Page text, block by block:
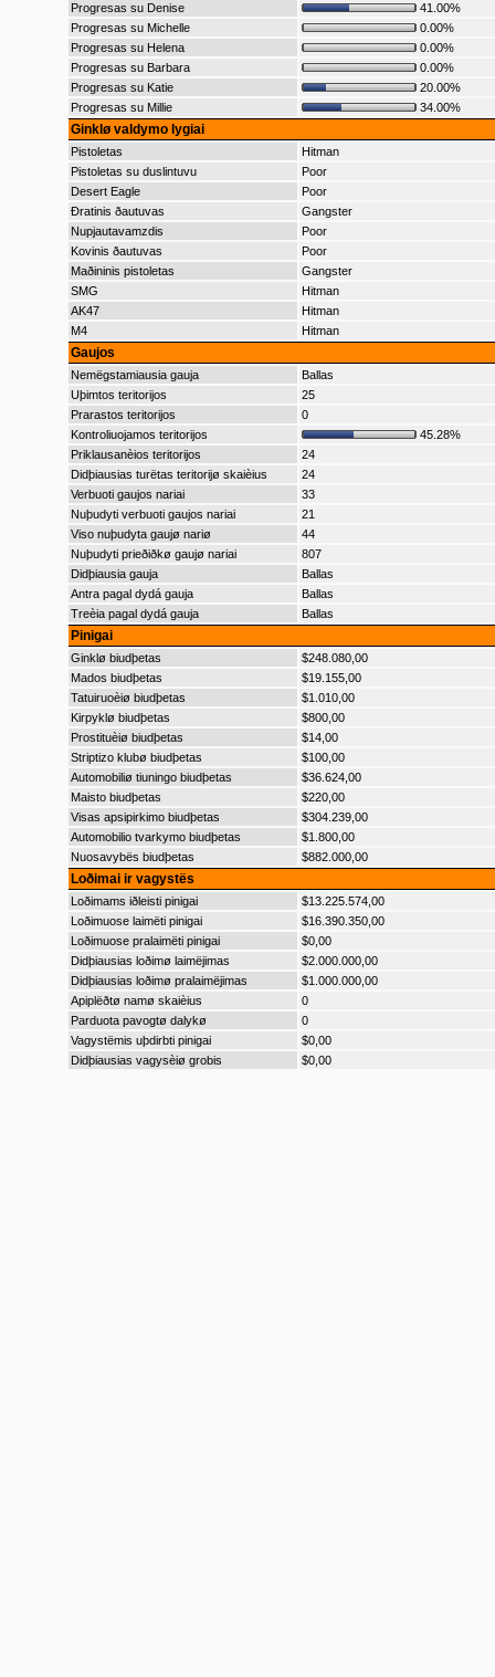
Progresas su Denise
41.00%
Progresas su Michelle
0.00%
Progresas su Helena
0.00%
Progresas su Barbara
0.00%
Progresas su Katie
20.00%
Progresas su Millie
34.00%
Ginklø valdymo lygiai
Pistoletas
Hitman
Pistoletas su duslintuvu
Poor
Desert Eagle
Poor
Ðratinis ðautuvas
Gangster
Nupjautavamzdis
Poor
Kovinis ðautuvas
Poor
Maðininis pistoletas
Gangster
SMG
Hitman
AK47
Hitman
M4
Hitman
Gaujos
Nemëgstamiausia gauja
Ballas
Uþimtos teritorijos
25
Prarastos teritorijos
0
Kontroliuojamos teritorijos
45.28%
Priklausanèios teritorijos
24
Didþiausias turëtas teritorijø skaièius
24
Verbuoti gaujos nariai
33
Nuþudyti verbuoti gaujos nariai
21
Viso nuþudyta gaujø nariø
44
Nuþudyti prieðiðkø gaujø nariai
807
Didþiausia gauja
Ballas
Antra pagal dydá gauja
Ballas
Treèia pagal dydá gauja
Ballas
Pinigai
Ginklø biudþetas
$248.080,00
Mados biudþetas
$19.155,00
Tatuiruoèiø biudþetas
$1.010,00
Kirpyklø biudþetas
$800,00
Prostituèiø biudþetas
$14,00
Striptizo klubø biudþetas
$100,00
Automobiliø tiuningo biudþetas
$36.624,00
Maisto biudþetas
$220,00
Visas apsipirkimo biudþetas
$304.239,00
Automobilio tvarkymo biudþetas
$1.800,00
Nuosavybës biudþetas
$882.000,00
Loðimai ir vagystës
Loðimams iðleisti pinigai
$13.225.574,00
Loðimuose laimëti pinigai
$16.390.350,00
Loðimuose pralaimëti pinigai
$0,00
Didþiausias loðimø laimëjimas
$2.000.000,00
Didþiausias loðimø pralaimëjimas
$1.000.000,00
Apiplëðtø namø skaièius
0
Parduota pavogtø dalykø
0
Vagystëmis uþdirbti pinigai
$0,00
Didþiausias vagysèiø grobis
$0,00